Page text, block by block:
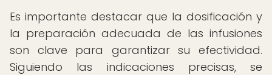
Es importante destacar que la dosificación y
la preparación adecuada de las infusiones
son clave para garantizar su efectividad.
Siguiendo las indicaciones precisas, se